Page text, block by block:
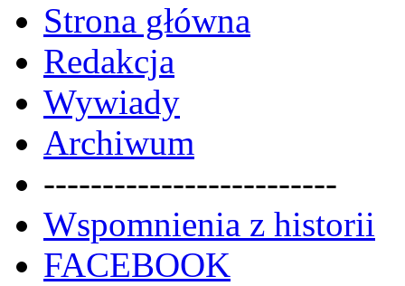
Strona główna
Redakcja
Wywiady
Archiwum
-------------------------
Wspomnienia z historii
FACEBOOK